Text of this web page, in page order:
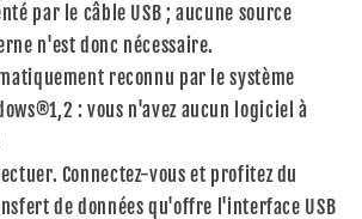
par le câble USB ; aucune source
n'est donc nécessaire.
reconnu par le système
: vous n'avez aucun logiciel à
Connectez-vous et profitez du
de données qu'offre l'interface USB